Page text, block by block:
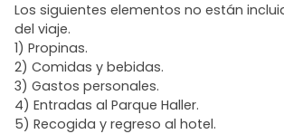
Los siguientes elementos no están
del viaje.
1) Propinas.
2) Comidas y bebidas.
3) Gastos personales.
4) Entradas al Parque Haller.
5) Recogida y regreso al hotel.